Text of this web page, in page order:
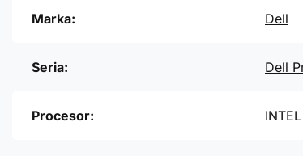
Marka: Dell
Seria: Dell
Procesor: